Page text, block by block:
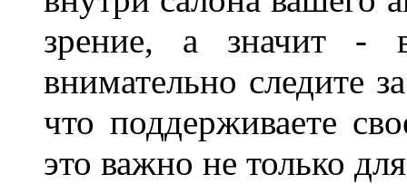
зрение, а значит -
внимательно следите
что поддерживаете
это важно не только